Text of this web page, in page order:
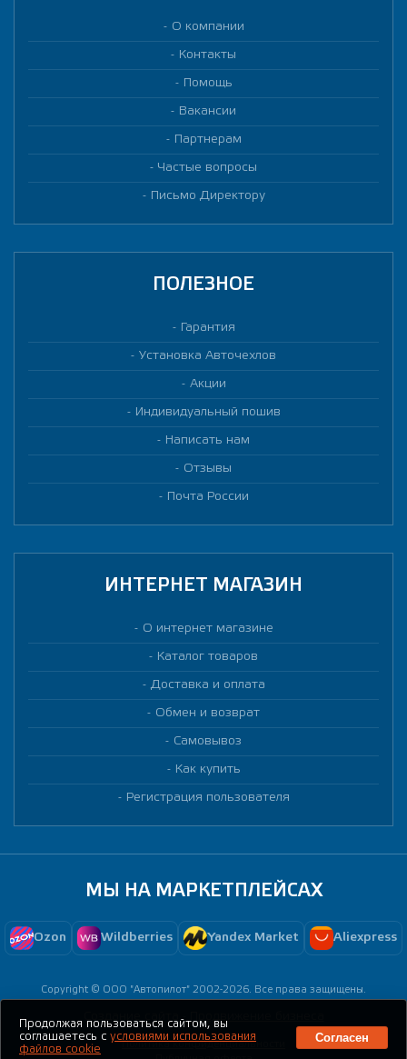
О компании
Контакты
Помощь
Вакансии
Партнерам
Частые вопросы
Письмо Директору
ПОЛЕЗНОЕ
Гарантия
Установка Авточехлов
Акции
Индивидуальный пошив
Написать нам
Отзывы
Почта России
ИНТЕРНЕТ МАГАЗИН
О интернет магазине
Каталог товаров
Доставка и оплата
Обмен и возврат
Самовывоз
Как купить
Регистрация пользователя
МЫ НА МАРКЕТПЛЕЙСАХ
Ozon Wildberries Yandex Market Aliexpress
Copyright © ООО "Автопилот" 2002-2026. Все права защищены.
Создание сайта -
Политика конфиденциальности
Продолжая пользоваться сайтом, вы
соглашаетесь с условиями использования
файлов cookie
Согласен